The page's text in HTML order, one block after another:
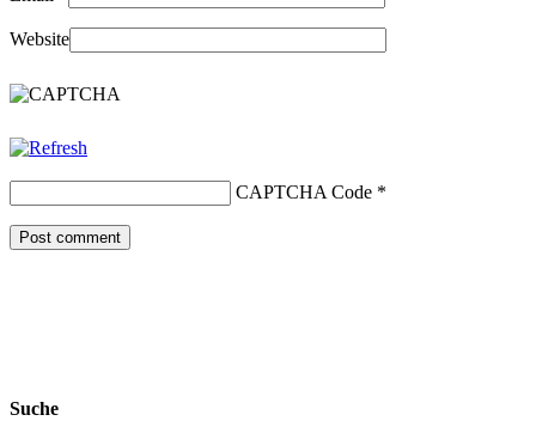
Website
CAPTCHA Code *
Suche